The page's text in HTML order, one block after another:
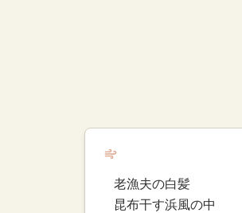
老漁夫の白髪
昆布干す浜風の中